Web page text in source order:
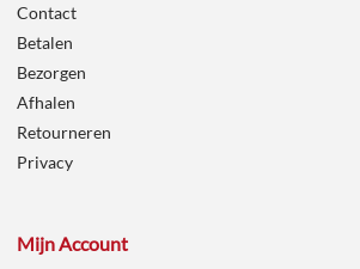
Contact
Betalen
Bezorgen
Afhalen
Retourneren
Privacy
Mijn Account